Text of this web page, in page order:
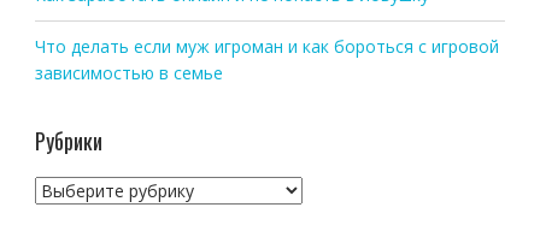
Что делать если муж игроман и как бороться с игровой
зависимостью в семье
Рубрики
Рубрики